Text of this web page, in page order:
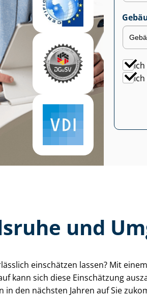
und
einschätzen lassen? Mit
kann sich diese Einschätzung
den nächsten Jahren auf Sie